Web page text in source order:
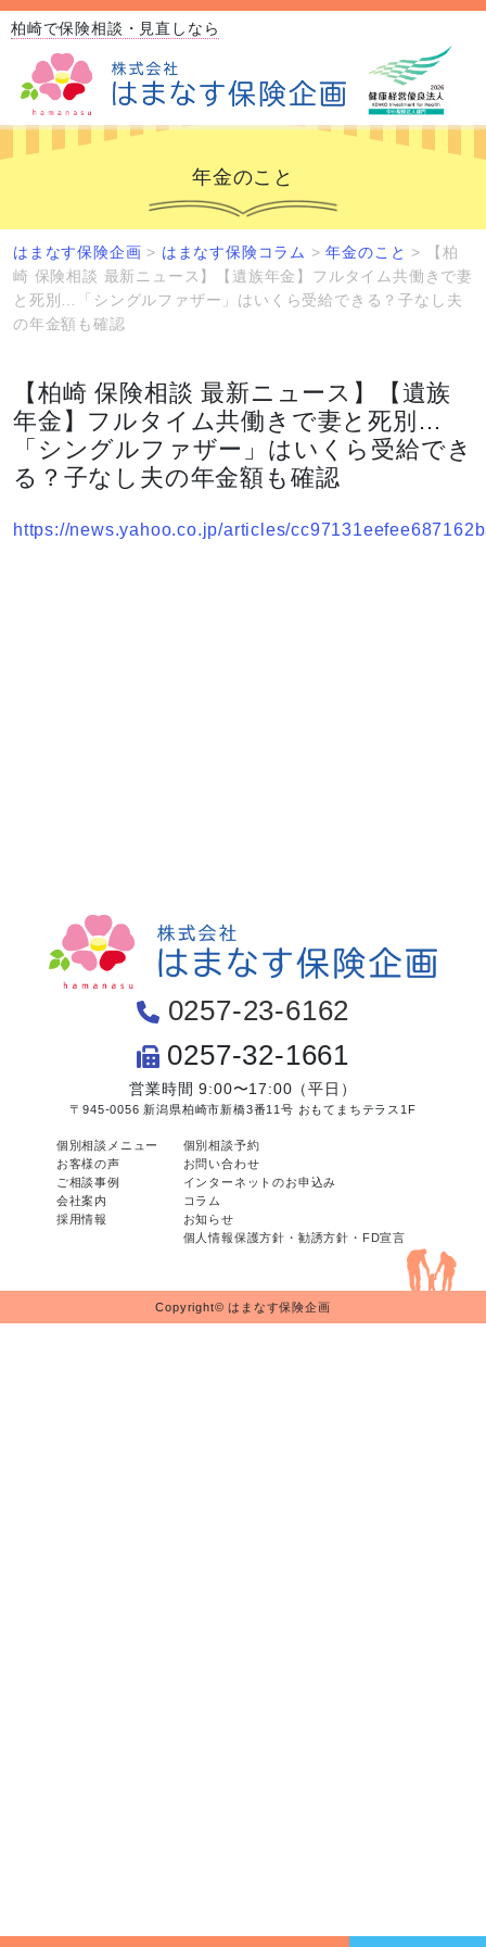
柏崎で保険相談・見直しなら
年金のこと
はまなす保険企画 > はまなす保険コラム >年金のこと >
【柏
崎 保険相談 最新ニュース】【遺族年金】フルタイム共働きで妻
と死別…「シングルファザー」はいくら受給できる？子なし夫
の年金額も確認
【柏崎 保険相談 最新ニュース】【遺族
年金】フルタイム共働きで妻と死別…
「シングルファザー」はいくら受給でき
る？子なし夫の年金額も確認
https://news.yahoo.co.jp/articles/
0257-23-6162
0257-32-1661
営業時間 9:00〜17:00（平日）
〒945-0056 新潟県柏崎市新橋3番11号 おもてまちテラス1F
個別相談メニュー
お客様の声
ご相談事例
会社案内
採用情報
個別相談予約
お問い合わせ
インターネットのお申込み
コラム
お知らせ
個人情報保護方針・勧誘方針・FD宣言
Copyright© はまなす保険企画